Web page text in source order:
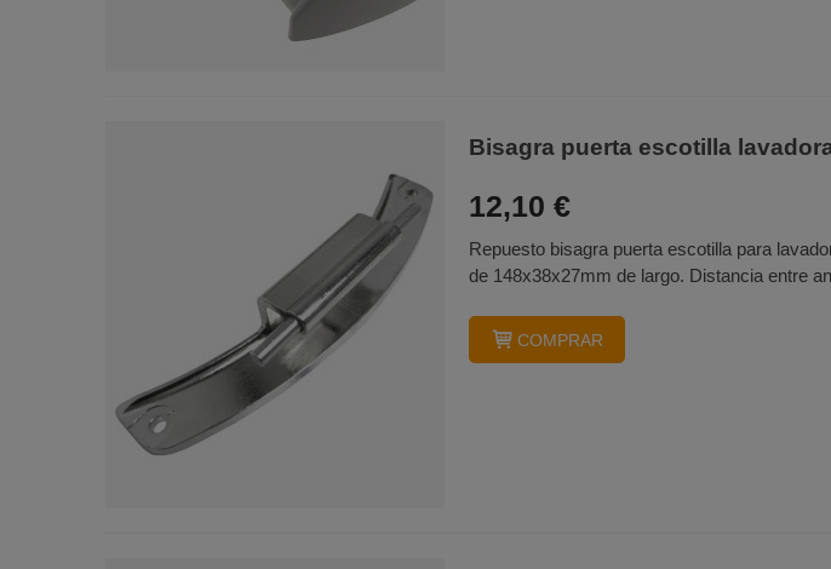
Bisagra puerta escotilla
12,10 €
Repuesto bisagra puerta escotilla para
de 148x38x27mm de largo. Distancia entre
COMPRAR